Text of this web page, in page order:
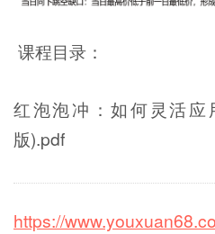
课程目录：
红泡泡冲：如何灵活
版).pdf
https://